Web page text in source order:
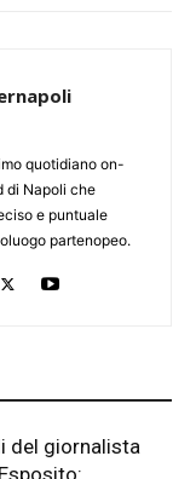
quotidiano on-
di Napoli che
e puntuale
partenopeo.
del giornalista